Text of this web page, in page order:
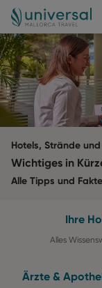
Hotels, Strände
Wichtiges in
Alle Tipps und
Ihre
Alles
Ärzte &